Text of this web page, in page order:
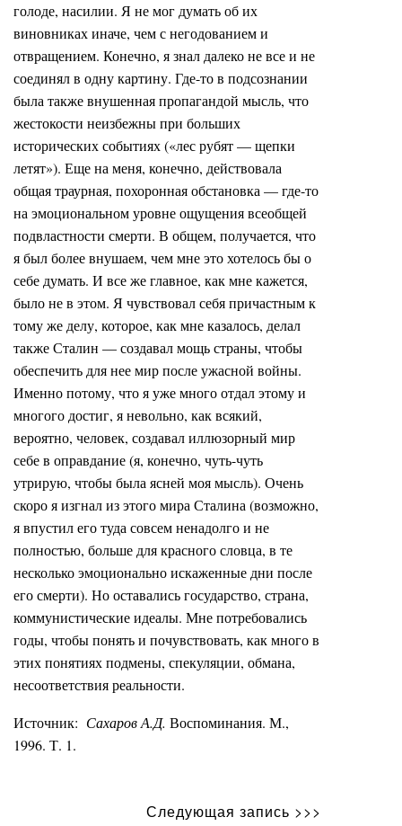
голоде, насилии. Я не мог думать об их
виновниках иначе, чем с негодованием и
отвращением. Конечно, я знал далеко не все и не
соединял в одну картину. Где-то в подсознании
была также внушенная пропагандой мысль, что
жестокости неизбежны при больших
исторических событиях («лес рубят — щепки
летят»). Еще на меня, конечно, действовала
общая траурная, похоронная обстановка — где-то
на эмоциональном уровне ощущения всеобщей
подвластности смерти. В общем, получается, что
я был более внушаем, чем мне это хотелось бы о
себе думать. И все же главное, как мне кажется,
было не в этом. Я чувствовал себя причастным к
тому же делу, которое, как мне казалось, делал
также Сталин — создавал мощь страны, чтобы
обеспечить для нее мир после ужасной войны.
Именно потому, что я уже много отдал этому и
многого достиг, я невольно, как всякий,
вероятно, человек, создавал иллюзорный мир
себе в оправдание (я, конечно, чуть-чуть
утрирую, чтобы была ясней моя мысль). Очень
скоро я изгнал из этого мира Сталина (возможно,
я впустил его туда совсем ненадолго и не
полностью, больше для красного словца, в те
несколько эмоционально искаженные дни после
его смерти). Но оставались государство, страна,
коммунистические идеалы. Мне потребовались
годы, чтобы понять и почувствовать, как много в
этих понятиях подмены, спекуляции, обмана,
несоответствия реальности.
Источник: Сахаров А.Д. Воспоминания. М.,
1996. Т. 1.
Следующая запись >>>